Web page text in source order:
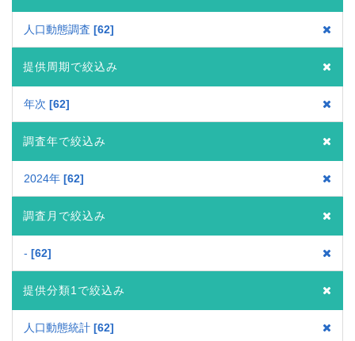
人口動態調査 62
提供周期で絞込み
年次 62
調査年で絞込み
2024年 62
調査月で絞込み
- 62
提供分類1で絞込み
人口動態統計 62